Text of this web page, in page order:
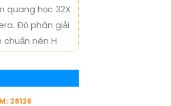
quang học 32X
Độ phân giải
chuẩn nén H
28126